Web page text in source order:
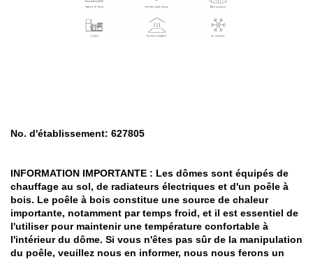
No. d'établissement: 627805
INFORMATION IMPORTANTE : Les dômes sont équipés de
chauffage au sol, de radiateurs électriques et d'un poêle à
bois. Le poêle à bois constitue une source de chaleur
importante, notamment par temps froid, et il est essentiel de
l'utiliser pour maintenir une température confortable à
l'intérieur du dôme. Si vous n'êtes pas sûr de la manipulation
du poêle, veuillez nous en informer, nous nous ferons un